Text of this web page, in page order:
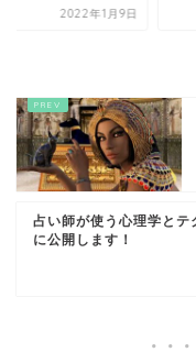
2022年1月9日
占い師が使う心理学とテ
に公開します！